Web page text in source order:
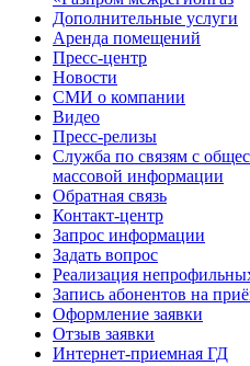
Дополнительные услуги
Аренда помещений
Пресс-центр
Новости
СМИ о компании
Видео
Пресс-релизы
Служба по связям с
массовой информации
Обратная связь
Контакт-центр
Запрос информации
Задать вопрос
Реализация
Запись абонентов на
Оформление заявки
Отзыв заявки
Интернет-приемная ГД